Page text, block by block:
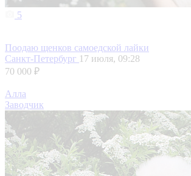
5
Поодаю щенков самоедской лайки
Санкт-Петербург 17 июля, 09:28
70 000 ₽
Алла
Заводчик